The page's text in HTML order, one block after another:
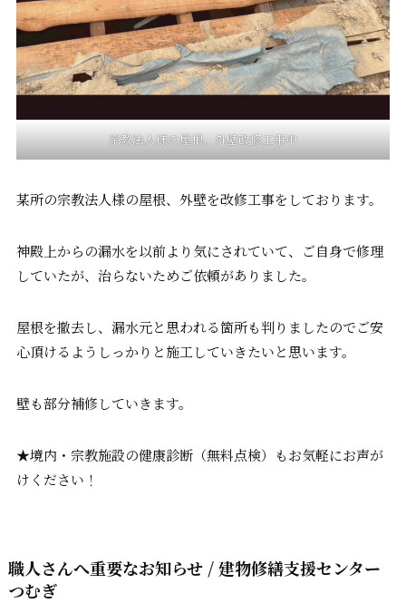
宗教法人様の屋根、外壁改修工事中
某所の宗教法人様の屋根、外壁を改修工事をしております。
神殿上からの漏水を以前より気にされていて、ご自身で修理
していたが、治らないためご依頼がありました。
屋根を撤去し、漏水元と思われる箇所も判りましたのでご安
心頂けるようしっかりと施工していきたいと思います。
壁も部分補修していきます。
★境内・宗教施設の健康診断（無料点検）もお気軽にお声が
けください！
職人さんへ重要なお知らせ / 建物修繕支援センター
つむぎ